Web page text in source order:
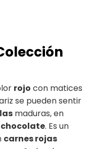
rojo con matices
se pueden sentir
maduras, en
chocolate. Es un
carnes rojas